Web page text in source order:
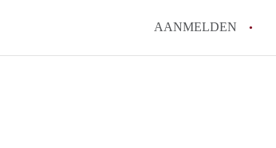
AANMELDEN